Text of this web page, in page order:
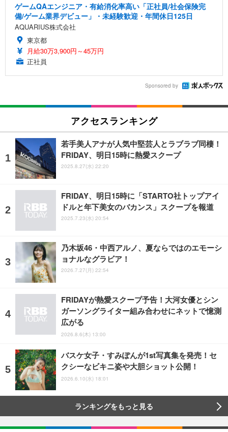
ゲームQAエンジニア・有給消化率高い「正社員/社会保険完
備/ゲーム業界デビュー」・未経験歓迎・年間休日125日
AQUARIUS株式会社
東京都
月給30万3,900円～45万円
正社員
Sponsored by
アクセスランキング
若手美人アナが人気中堅芸人とラブラブ同棲！
FRIDAY、明日15時に熱愛スクープ
2025.8.27(水) 22:20
FRIDAY、明日15時に「STARTO社トップアイ
ドルと年下美女のバカンス」スクープを報道
2025.7.23(水) 20:54
乃木坂46・中西アルノ、夏ならではのエモーシ
ョナルなグラビア！
2026.7.27(月) 22:54
FRIDAYが熱愛スクープ予告！大河女優とシン
ガーソングライター組み合わせにネットで憶測
広がる
2026.8.6(木) 13:00
バスケ女子・すみぽんが1st写真集を発売！セ
クシーなビキニ姿や大胆ショット公開！
2026.6.10(水) 18:01
ランキングをもっと見る